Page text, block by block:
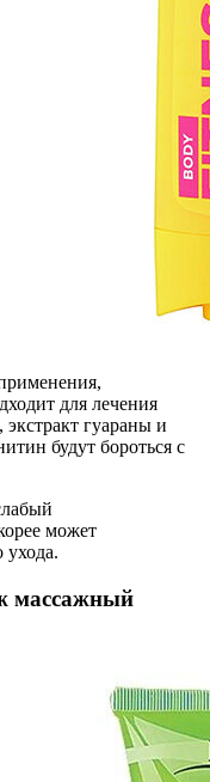
для лечения
экстракт гуараны и
будут бороться с
может
ухода.
массажный